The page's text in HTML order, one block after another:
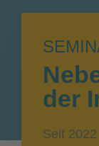
der
Seit 2022